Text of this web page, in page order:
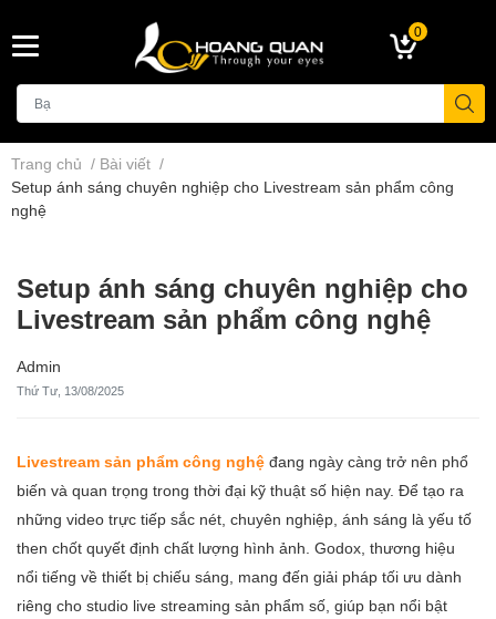
0
Trang chủ / Bài viết /
Setup ánh sáng chuyên nghiệp cho Livestream sản phẩm công
nghệ
Setup ánh sáng chuyên nghiệp cho
Livestream sản phẩm công nghệ
Admin
Thứ Tư, 13/08/2025
Livestream sản phẩm công nghệ đang ngày càng trở nên phổ
biến và quan trọng trong thời đại kỹ thuật số hiện nay. Để tạo ra
những video trực tiếp sắc nét, chuyên nghiệp, ánh sáng là yếu tố
then chốt quyết định chất lượng hình ảnh. Godox, thương hiệu
nổi tiếng về thiết bị chiếu sáng, mang đến giải pháp tối ưu dành
riêng cho studio live streaming sản phẩm số, giúp bạn nổi bật